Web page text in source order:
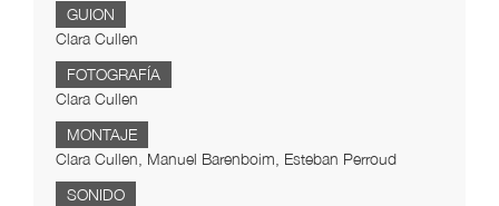
GUION
Clara Cullen
FOTOGRAFÍA
Clara Cullen
MONTAJE
Clara Cullen, Manuel Barenboim, Esteban Perroud
SONIDO